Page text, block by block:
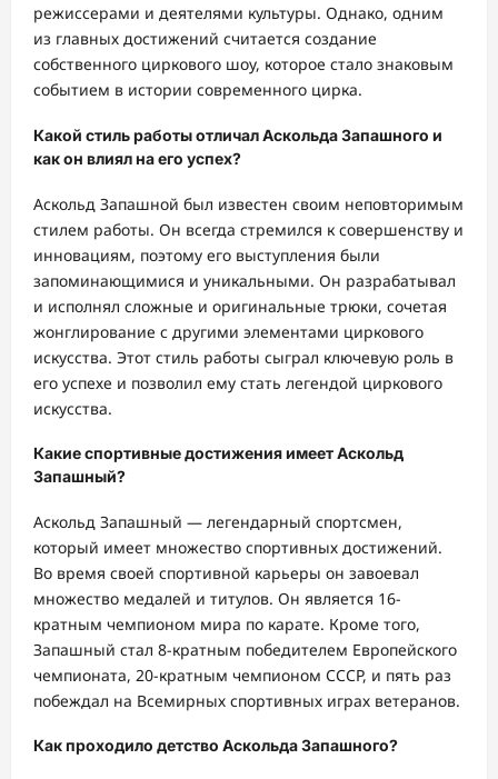
режиссерами и деятелями культуры. Однако, одним
из главных достижений считается создание
собственного циркового шоу, которое стало знаковым
событием в истории современного цирка.
Какой стиль работы отличал Аскольда Запашного и
как он влиял на его успех?
Аскольд Запашной был известен своим неповторимым
стилем работы. Он всегда стремился к совершенству и
инновациям, поэтому его выступления были
запоминающимися и уникальными. Он разрабатывал
и исполнял сложные и оригинальные трюки, сочетая
жонглирование с другими элементами циркового
искусства. Этот стиль работы сыграл ключевую роль в
его успехе и позволил ему стать легендой циркового
искусства.
Какие спортивные достижения имеет Аскольд
Запашный?
Аскольд Запашный — легендарный спортсмен,
который имеет множество спортивных достижений.
Во время своей спортивной карьеры он завоевал
множество медалей и титулов. Он является 16-
кратным чемпионом мира по карате. Кроме того,
Запашный стал 8-кратным победителем Европейского
чемпионата, 20-кратным чемпионом СССР, и пять раз
побеждал на Всемирных спортивных играх ветеранов.
Как проходило детство Аскольда Запашного?